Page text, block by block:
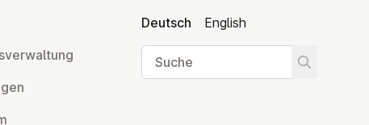
Deutsch
English
Suche
Suche